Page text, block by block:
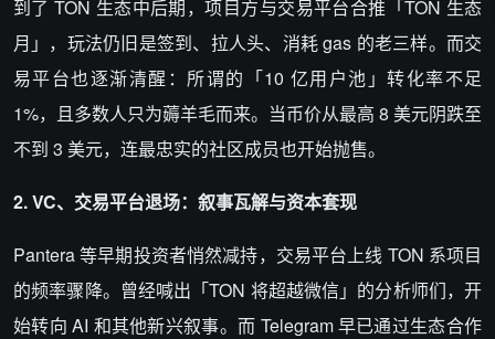
到了 TON 生态中后期，项目方与交易平台合推「TON 生态
月」，玩法仍旧是签到、拉人头、消耗 gas 的老三样。而交
易平台也逐渐清醒：所谓的「10 亿用户池」转化率不足
1%，且多数人只为薅羊毛而来。当币价从最高 8 美元阴跌至
不到 3 美元，连最忠实的社区成员也开始抛售。
2. VC、交易平台退场：叙事瓦解与资本套现
Pantera 等早期投资者悄然减持，交易平台上线 TON 系项目
的频率骤降。曾经喊出「TON 将超越微信」的分析师们，开
始转向 AI 和其他新兴叙事。而 Telegram 早已通过生态合作